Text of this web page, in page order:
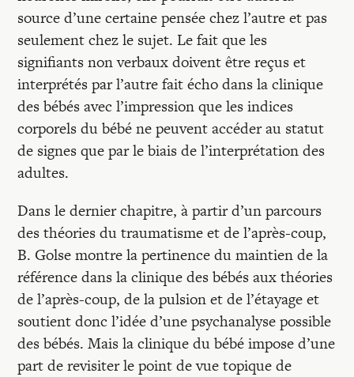
source d’une certaine pensée chez l’autre et pas
seulement chez le sujet. Le fait que les
signifiants non verbaux doivent être reçus et
interprétés par l’autre fait écho dans la clinique
des bébés avec l’impression que les indices
corporels du bébé ne peuvent accéder au statut
de signes que par le biais de l’interprétation des
adultes.
Dans le dernier chapitre, à partir d’un parcours
des théories du traumatisme et de l’après-coup,
B. Golse montre la pertinence du maintien de la
référence dans la clinique des bébés aux théories
de l’après-coup, de la pulsion et de l’étayage et
soutient donc l’idée d’une psychanalyse possible
des bébés. Mais la clinique du bébé impose d’une
part de revisiter le point de vue topique de